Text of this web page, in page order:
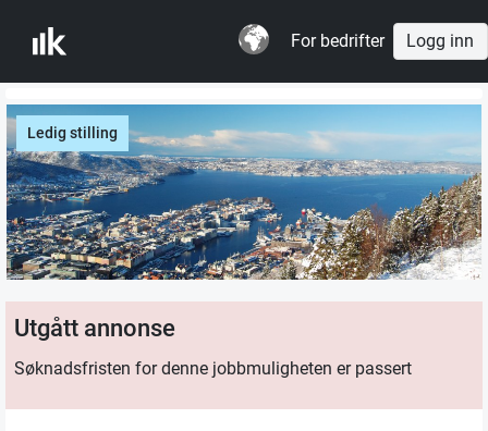
For bedrifter Logg inn
Ledig stilling
Utgått annonse
Søknadsfristen for denne jobbmuligheten er passert